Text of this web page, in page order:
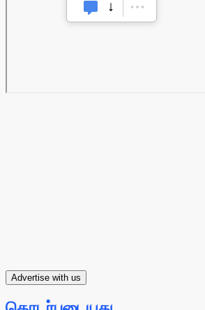
Advertise with us